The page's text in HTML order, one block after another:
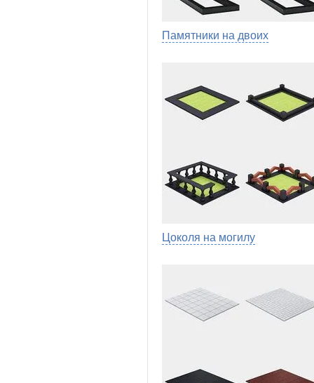
Памятники на двоих
Цоколя на могилу